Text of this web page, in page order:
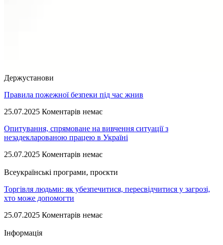
Держустанови
Правила пожежної безпеки під час жнив
25.07.2025 Коментарів немає
Опитування, спрямоване на вивчення ситуації з
незадекларованою працею в Україні
25.07.2025 Коментарів немає
Всеукраїнські програми, проєкти
Торгівля людьми: як убезпечитися, пересвідчитися у загрозі,
хто може допомогти
25.07.2025 Коментарів немає
Інформація